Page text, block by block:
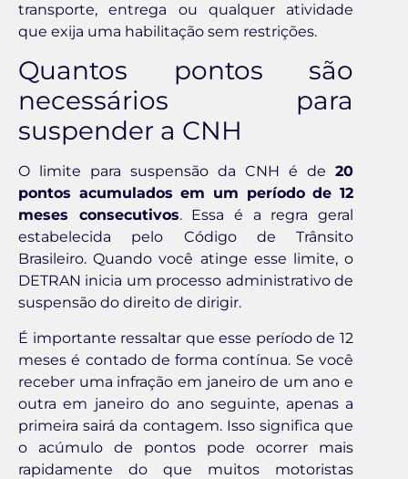
transporte, entrega ou qualquer atividade
que exija uma habilitação sem restrições.
Quantos pontos são
necessários para
suspender a CNH
O limite para suspensão da CNH é de 20
pontos acumulados em um período de 12
meses consecutivos. Essa é a regra geral
estabelecida pelo Código de Trânsito
Brasileiro. Quando você atinge esse limite, o
DETRAN inicia um processo administrativo de
suspensão do direito de dirigir.
É importante ressaltar que esse período de 12
meses é contado de forma contínua. Se você
receber uma infração em janeiro de um ano e
outra em janeiro do ano seguinte, apenas a
primeira sairá da contagem. Isso significa que
o acúmulo de pontos pode ocorrer mais
rapidamente do que muitos motoristas